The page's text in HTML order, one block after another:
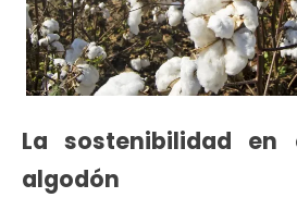
La sostenibilidad
algodón